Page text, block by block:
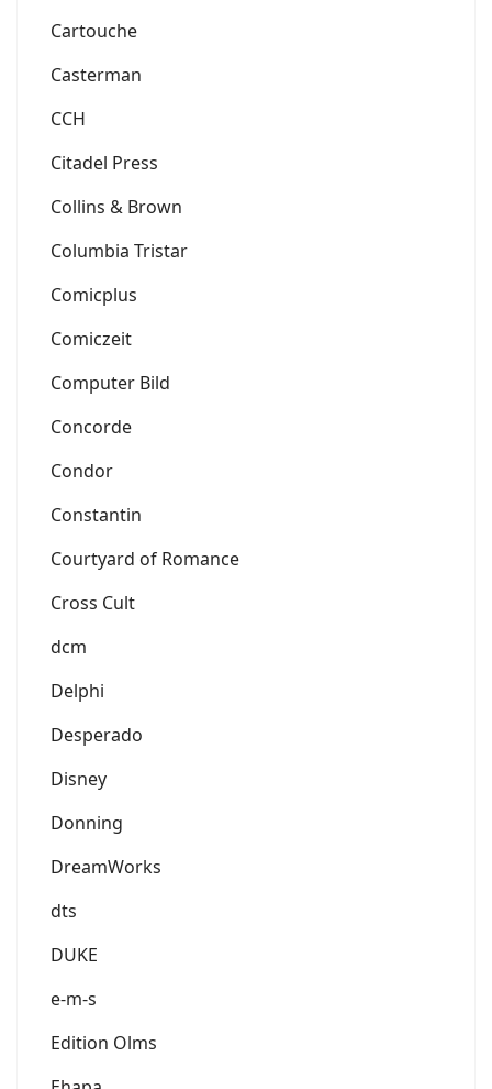
Cartouche
Casterman
CCH
Citadel Press
Collins & Brown
Columbia Tristar
Comicplus
Comiczeit
Computer Bild
Concorde
Condor
Constantin
Courtyard of Romance
Cross Cult
dcm
Delphi
Desperado
Disney
Donning
DreamWorks
dts
DUKE
e-m-s
Edition Olms